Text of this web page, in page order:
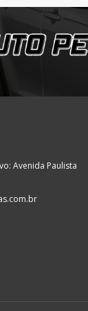
Avenida Paulista